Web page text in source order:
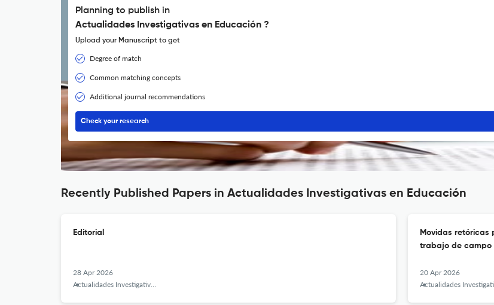
Planning to publish in
Actualidades Investigativas en Educación ?
Upload your Manuscript to get
Degree of match
Common matching concepts
Additional journal recommendations
Check your research
Recently Published Papers in Actualidades Investigativas en Educación
Editorial
28 Apr 2026
Actualidades Investigativas en Educación
Movidas retóricas
trabajo de campo
20 Apr 2026
Actualidades Investigativas en